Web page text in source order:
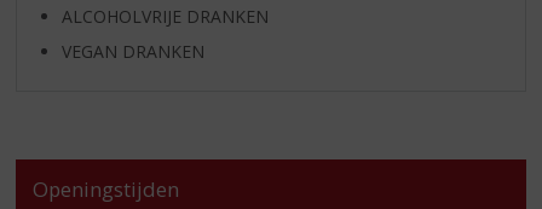
ALCOHOLVRIJE DRANKEN
VEGAN DRANKEN
Openingstijden